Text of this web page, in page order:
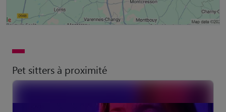
Pet sitters à proximité